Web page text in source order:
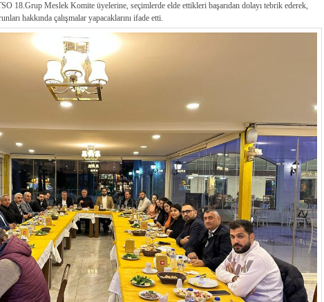
18.Grup Meslek Komite üyelerine, seçimlerde elde ettikleri başarıdan dolayı tebrik ederek,
hakkında çalışmalar yapacaklarını ifade etti.